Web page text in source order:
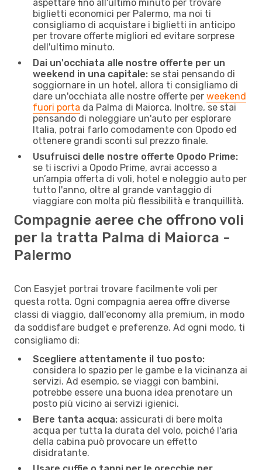
aspettare fino all'ultimo minuto per trovare
biglietti economici per Palermo, ma noi ti
consigliamo di acquistare i biglietti in anticipo
per trovare offerte migliori ed evitare sorprese
dell'ultimo minuto.
Dai un'occhiata alle nostre offerte per un
weekend in una capitale: se stai pensando di
soggiornare in un hotel, allora ti consigliamo di
dare un'occhiata alle nostre offerte per weekend
fuori porta da Palma di Maiorca. Inoltre, se stai
pensando di noleggiare un'auto per esplorare
Italia, potrai farlo comodamente con Opodo ed
ottenere grandi sconti sul prezzo finale.
Usufruisci delle nostre offerte Opodo Prime:
se ti iscrivi a Opodo Prime, avrai accesso a
un’ampia offerta di voli, hotel e noleggio auto per
tutto l'anno, oltre al grande vantaggio di
viaggiare con molta più flessibilità e tranquillità.
Compagnie aeree che offrono voli
per la tratta Palma di Maiorca -
Palermo
Con Easyjet portrai trovare facilmente voli per
questa rotta. Ogni compagnia aerea offre diverse
classi di viaggio, dall'economy alla premium, in modo
da soddisfare budget e preferenze. Ad ogni modo, ti
consigliamo di:
Scegliere attentamente il tuo posto:
considera lo spazio per le gambe e la vicinanza ai
servizi. Ad esempio, se viaggi con bambini,
potrebbe essere una buona idea prenotare un
posto più vicino ai servizi igienici.
Bere tanta acqua: assicurati di bere molta
acqua per tutta la durata del volo, poiché l'aria
della cabina può provocare un effetto
disidratante.